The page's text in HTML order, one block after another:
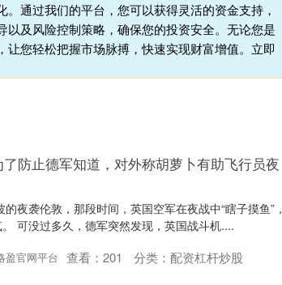
通过我们的平台，您可以获得灵活的资金支持，
及风险控制策略，确保您的投资安全。无论您是
您轻松把握市场脉搏，快速实现财富增值。立即
防止德军知道，对外称胡萝卜有助飞行员夜
夜袭伦敦，那段时间，英国空军在夜战中“瞎子摸鱼”，
可没过多久，德军突然发现，英国战斗机....
盈官网平台 查看： 201 分类： 配资杠杆炒股